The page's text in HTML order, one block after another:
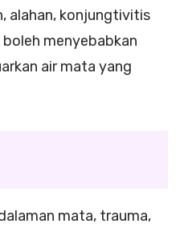
alahan, konjungtivitis
menyebabkan
air mata yang
mata, trauma,